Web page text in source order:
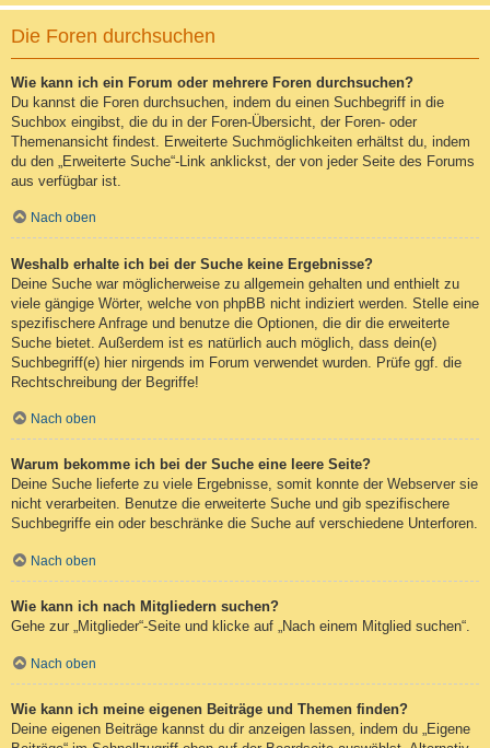
Die Foren durchsuchen
Wie kann ich ein Forum oder mehrere Foren durchsuchen?
Du kannst die Foren durchsuchen, indem du einen Suchbegriff in die
Suchbox eingibst, die du in der Foren-Übersicht, der Foren- oder
Themenansicht findest. Erweiterte Suchmöglichkeiten erhältst du, indem
du den „Erweiterte Suche“-Link anklickst, der von jeder Seite des Forums
aus verfügbar ist.
Nach oben
Weshalb erhalte ich bei der Suche keine Ergebnisse?
Deine Suche war möglicherweise zu allgemein gehalten und enthielt zu
viele gängige Wörter, welche von phpBB nicht indiziert werden. Stelle eine
spezifischere Anfrage und benutze die Optionen, die dir die erweiterte
Suche bietet. Außerdem ist es natürlich auch möglich, dass dein(e)
Suchbegriff(e) hier nirgends im Forum verwendet wurden. Prüfe ggf. die
Rechtschreibung der Begriffe!
Nach oben
Warum bekomme ich bei der Suche eine leere Seite?
Deine Suche lieferte zu viele Ergebnisse, somit konnte der Webserver sie
nicht verarbeiten. Benutze die erweiterte Suche und gib spezifischere
Suchbegriffe ein oder beschränke die Suche auf verschiedene Unterforen.
Nach oben
Wie kann ich nach Mitgliedern suchen?
Gehe zur „Mitglieder“-Seite und klicke auf „Nach einem Mitglied suchen“.
Nach oben
Wie kann ich meine eigenen Beiträge und Themen finden?
Deine eigenen Beiträge kannst du dir anzeigen lassen, indem du „Eigene